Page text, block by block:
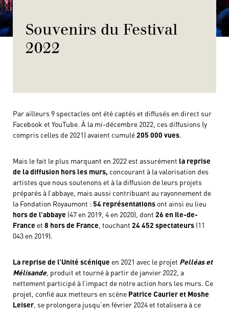
Souvenirs du Festival
2022
Par ailleurs 9 spectacles ont été captés et diffusés en direct sur
Facebook et YouTube. À la mi-décembre 2022, ces diffusions (y
compris celles de 2021) avaient cumulé205 000 vues.
Mais le fait le plus marquant en 2022 est assurément la reprise
de la diffusion hors les murs, concourant à la valorisation des
artistes que nous soutenons et à la diffusion de leurs projets
préparés à l’abbaye, mais aussi contribuant au rayonnement de
la Fondation Royaumont : 54 représentations ont ainsi eu lieu
hors de l’abbaye (47 en 2019, 4 en 2020), dont 26 en Ile-de-
France et 8 hors de France , touchant 24 452 spectateurs (11
043 en 2019).
La reprise de l’Unité scénique en 2021 avec le projet Pelléas et
Mélisande , produit et tourné à partir de janvier 2022, a
nettement participé à l’impact de notre action hors les murs. Ce
projet, confié aux metteurs en scène Patrice Caurier et Moshe
Leiser, se prolongera jusqu’en février 2024 et totalisera à ce